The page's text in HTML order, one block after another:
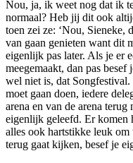
Nou, ja, ik weet nog dat ik
normaal? Heb jij dit ook
toen zei ze: ‘Nou, Sieneke,
van gaan genieten want dit
eigenlijk pas later. Als je er
meegemaakt, dan pas
wel niet is, dat Songfestival.
moet gaan doen, iedere
arena en van de arena
eigenlijk geleefd. Er komen
alles ook hartstikke leuk om
terug gaat kijken, besef je